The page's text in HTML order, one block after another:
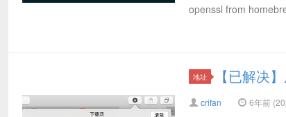
openssl from
地址 【已解决
crifan 6年前